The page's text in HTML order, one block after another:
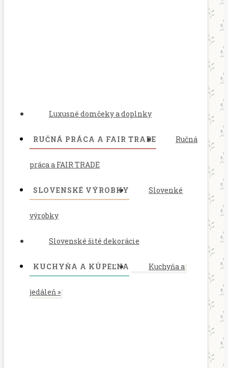
Luxusné domčeky a doplnky
RUČNÁ PRÁCA A FAIR TRADE Ručná
práca a FAIR TRADE
SLOVENSKÉ VÝROBKY Slovenké
výrobky
Slovenské šité dekorácie
KUCHYŇA A KÚPEĽNA Kuchyňa a
jedáleň »